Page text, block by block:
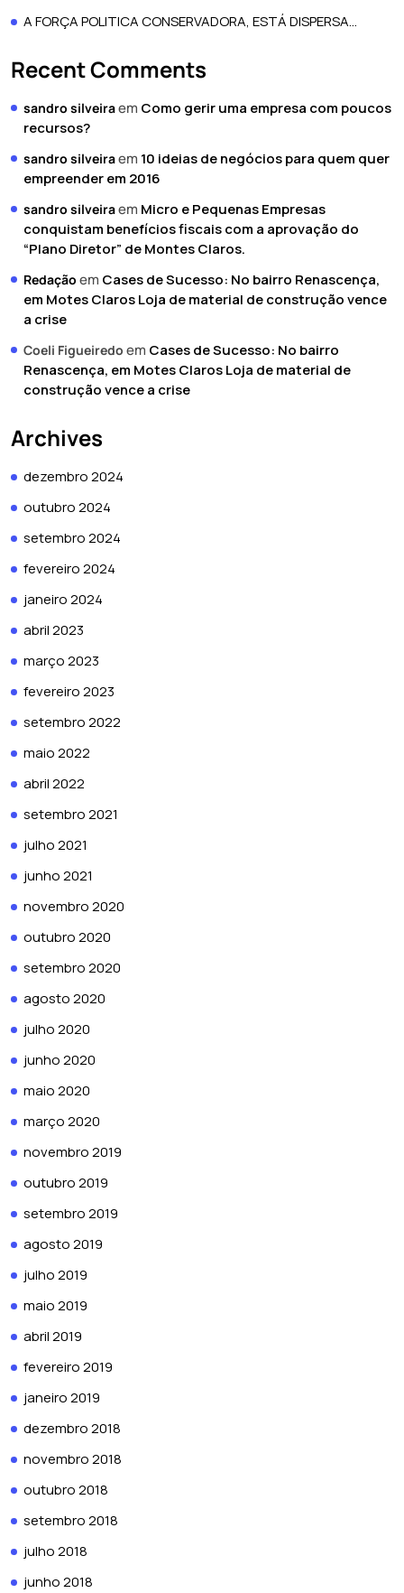
A FORÇA POLITICA CONSERVADORA, ESTÁ DISPERSA…
Recent Comments
sandro silveiraem Como gerir uma empresa com poucos
recursos?
sandro silveiraem 10 ideias de negócios para quem quer
empreender em 2016
sandro silveiraem Micro e Pequenas Empresas
conquistam benefícios fiscais com a aprovação do
“Plano Diretor” de Montes Claros.
Redação em Cases de Sucesso: No bairro Renascença,
em Motes Claros Loja de material de construção vence
a crise
Coeli Figueiredo em Cases de Sucesso: No bairro
Renascença, em Motes Claros Loja de material de
construção vence a crise
Archives
dezembro 2024
outubro 2024
setembro 2024
fevereiro 2024
janeiro 2024
abril 2023
março 2023
fevereiro 2023
setembro 2022
maio 2022
abril 2022
setembro 2021
julho 2021
junho 2021
novembro 2020
outubro 2020
setembro 2020
agosto 2020
julho 2020
junho 2020
maio 2020
março 2020
novembro 2019
outubro 2019
setembro 2019
agosto 2019
julho 2019
maio 2019
abril 2019
fevereiro 2019
janeiro 2019
dezembro 2018
novembro 2018
outubro 2018
setembro 2018
julho 2018
junho 2018